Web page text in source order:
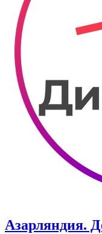
Азарляндия.